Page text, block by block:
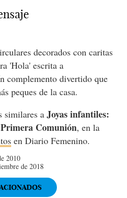
decorados con caritas
'Hola' escrita a
complemento divertido que
peques de la casa.
similares a Joyas infantiles:
Comunión, en la
en Diario Femenino.
2010
de 2018